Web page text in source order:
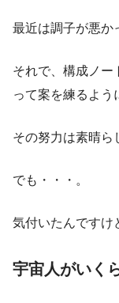
最近は調子が悪か
それで、構成ノー
って案を練るよう
その努力は素晴ら
でも・・・。
気付いたんですけ
宇宙人がいく